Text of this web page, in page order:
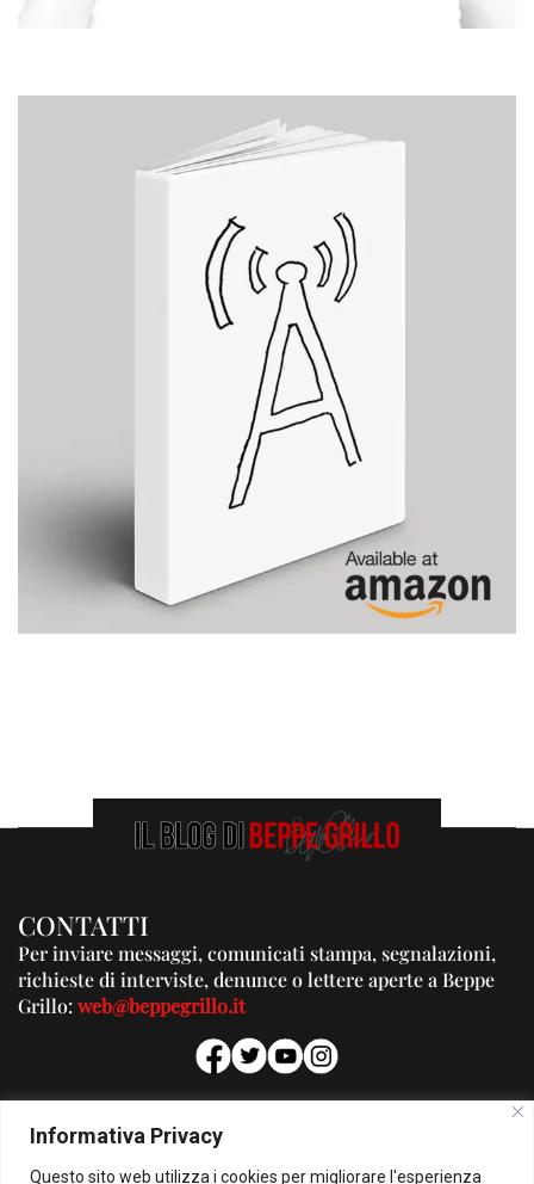
Informativa Privacy
Questo sito web utilizza i cookies per migliorare l'esperienza
CONTATTI
Per inviare messaggi, comunicati stampa, segnalazioni,
richieste di interviste, denunce o lettere aperte a Beppe
Grillo:web@beppegrillo.it
PUBBLICITA'
Per la tua pubblicità su questo Blog: